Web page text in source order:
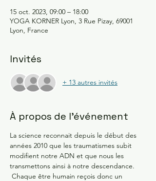
15 oct. 2023, 09:00 – 18:00
YOGA KORNER Lyon, 3 Rue Pizay, 69001
Lyon, France
Invités
+ 13 autres invités
À propos de l'événement
La science reconnait depuis le début des
années 2010 que les traumatismes subit
modifient notre ADN et que nous les
transmettons ainsi à notre descendance.
Chaque être humain reçois donc un